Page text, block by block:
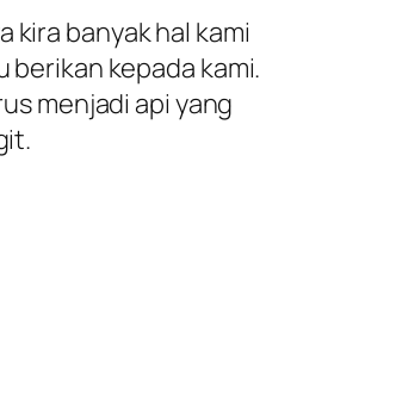
kira banyak hal kami
berikan kepada kami.
menjadi api yang